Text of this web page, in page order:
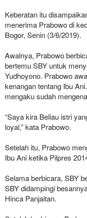
Keberatan itu
menerima Prabowo di
Bogor, Senin (3/6/2019).
Awalnya, Prabowo
bertemu SBY untuk
Yudhoyono. Prabowo
kenangan tentang Ibu
mengaku sudah
“Saya kira Beliau istri
loyal,” kata Prabowo.
Setelah itu, Prabowo
Ibu Ani ketika Pilpres
Selama berbicara, SBY
SBY didampingi
Hinca Panjaitan.